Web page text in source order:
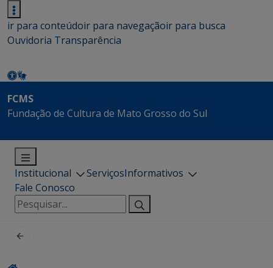
ir para conteúdoir para navegaçãoir para busca
Ouvidoria Transparência
FCMS
Fundação de Cultura de Mato Grosso do Sul
Institucional ServiçosInformativos
Fale Conosco
Pesquisar
por: